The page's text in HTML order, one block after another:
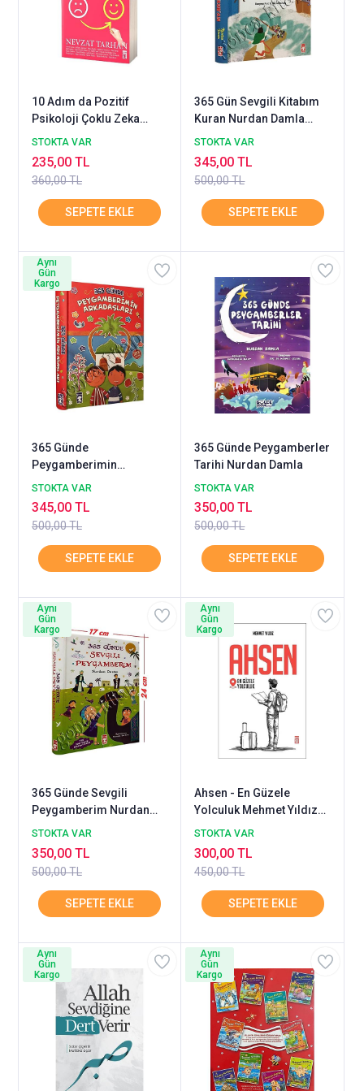
10 Adım da Pozitif
Psikoloji Çoklu Zeka
Uygulamaları Nevzat
STOKTA VAR
360,00 TL
235,00 TL
365 Gün Sevgili Kitabım
Kuran Nurdan Damla
TİMAŞ
STOKTA VAR
500,00 TL
345,00 TL
365 Günde
Peygamberimin
Arkadaşları TİMAŞ
STOKTA VAR
500,00 TL
345,00 TL
Aynı
Gün
Kargo
365 Günde Peygamberler
Tarihi Nurdan Damla
STOKTA VAR
500,00 TL
350,00 TL
365 Günde Sevgili
Peygamberim Nurdan
Damla Timaş
STOKTA VAR
500,00 TL
350,00 TL
Aynı
Gün
Kargo
Ahsen - En Güzele
Yolculuk Mehmet Yıldız
Timaş
STOKTA VAR
450,00 TL
300,00 TL
Aynı
Gün
Kargo
Aynı
Gün
Kargo
Aynı
Gün
Kargo